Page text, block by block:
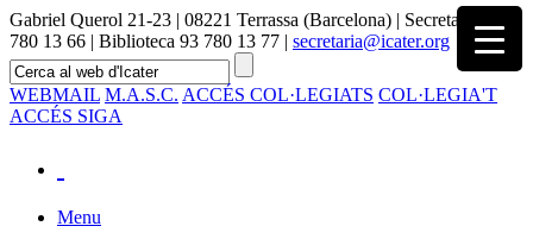
Gabriel Querol 21-23 | 08221 Terrassa (Barcelona) | Secretaria 93
780 13 66 | Biblioteca 93 780 13 77 | secretaria@icater.org
WEBMAIL M.A.S.C. ACCÉS COL·LEGIATS COL·LEGIA'T
ACCÉS SIGA
Menu